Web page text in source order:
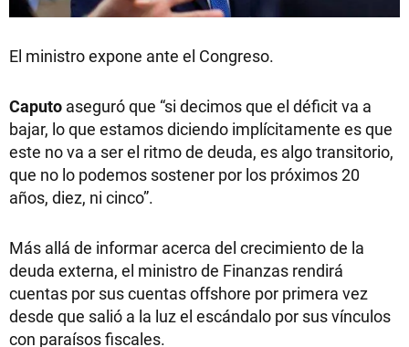
El ministro expone ante el Congreso.
Caputo aseguró que “si decimos que el déficit va a
bajar, lo que estamos diciendo implícitamente es que
este no va a ser el ritmo de deuda, es algo transitorio,
que no lo podemos sostener por los próximos 20
años, diez, ni cinco”.
Más allá de informar acerca del crecimiento de la
deuda externa, el ministro de Finanzas rendirá
cuentas por sus cuentas offshore por primera vez
desde que salió a la luz el escándalo por sus vínculos
con paraísos fiscales.